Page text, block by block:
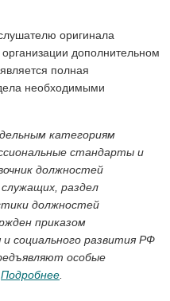
оригинала
дополнительном
полная
необходимыми
категориям
стандарты и
должностей
раздел
должностей
приказом
социального развития РФ
особые
Подробнее.